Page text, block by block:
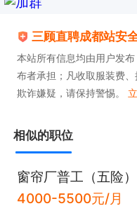
三顾直聘成都站安
本站所有信息均由用户发
布者承担；凡收取服装费
欺诈嫌疑，请保持警惕。
相似的职位
窗帘厂普工（五险）
4000-5500元/月